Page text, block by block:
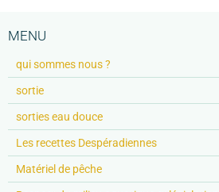
MENU
qui sommes nous ?
sortie
sorties eau douce
Les recettes Despéradiennes
Matériel de pêche